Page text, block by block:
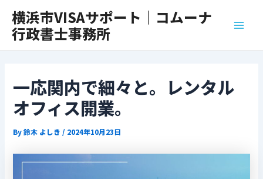
横浜市VISAサポート｜コムーナ
行政書士事務所
一応関内で細々と。レンタル
オフィス開業。
By鈴木 よしき / 2024年10月23日
navigation